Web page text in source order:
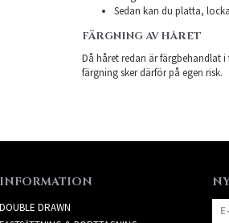
Sedan kan du platta,
FÄRGNING AV HÅRET
Då håret redan är färgbehandlat
färgning sker därför på egen risk.
INFORMATION
DOUBLE DRAWN